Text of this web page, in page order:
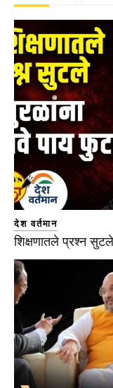
देश वर्तमान
शिक्षणातले प्रश्न